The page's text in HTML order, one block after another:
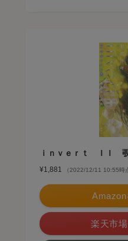
ｉｎｖｅｒｔ ＩＩ
¥1,881 （2022/12/11 10:55時
Amazon
楽天市